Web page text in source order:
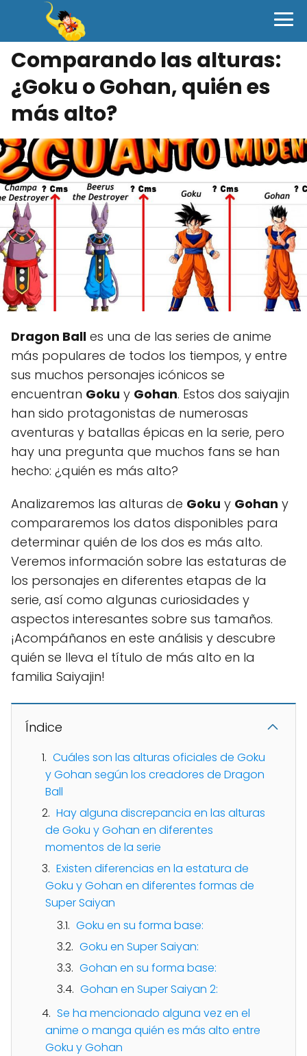
Comparando las alturas:
¿Goku o Gohan, quién es
más alto?
Dragon Ball es una de las series de anime
más populares de todos los tiempos, y entre
sus muchos personajes icónicos se
encuentran Goku y Gohan. Estos dos saiyajin
han sido protagonistas de numerosas
aventuras y batallas épicas en la serie, pero
hay una pregunta que muchos fans se han
hecho: ¿quién es más alto?
Analizaremos las alturas de Goku y Gohan y
compararemos los datos disponibles para
determinar quién de los dos es más alto.
Veremos información sobre las estaturas de
los personajes en diferentes etapas de la
serie, así como algunas curiosidades y
aspectos interesantes sobre sus tamaños.
¡Acompáñanos en este análisis y descubre
quién se lleva el título de más alto en la
familia Saiyajin!
Índice
Cuáles son las alturas oficiales de Goku
y Gohan según los creadores de Dragon
Ball
Hay alguna discrepancia en las alturas
de Goku y Gohan en diferentes
momentos de la serie
Existen diferencias en la estatura de
Goku y Gohan en diferentes formas de
Super Saiyan
Goku en su forma base:
Goku en Super Saiyan:
Gohan en su forma base:
Gohan en Super Saiyan 2:
Se ha mencionado alguna vez en el
anime o manga quién es más alto entre
Goku y Gohan